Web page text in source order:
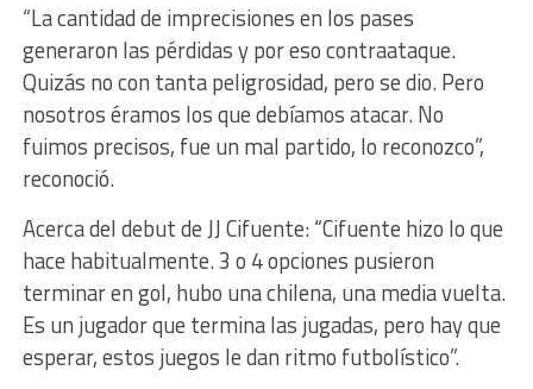
“La cantidad de imprecisiones en los pases
generaron las pérdidas y por eso contraataque.
Quizás no con tanta peligrosidad, pero se dio. Pero
nosotros éramos los que debíamos atacar. No
fuimos precisos, fue un mal partido, lo reconozco”,
reconoció.
Acerca del debut de JJ Cifuente: “Cifuente hizo lo que
hace habitualmente. 3 o 4 opciones pusieron
terminar en gol, hubo una chilena, una media vuelta.
Es un jugador que termina las jugadas, pero hay que
esperar, estos juegos le dan ritmo futbolístico”.